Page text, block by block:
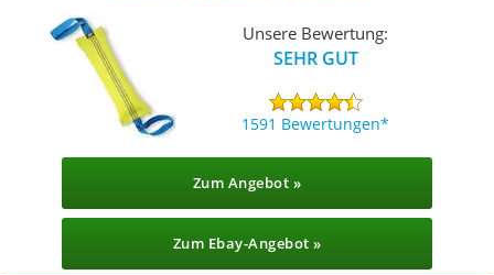
Unsere Bewertung:
SEHR GUT
1591 Bewertungen
Zum Angebot »
Zum Ebay-Angebot »